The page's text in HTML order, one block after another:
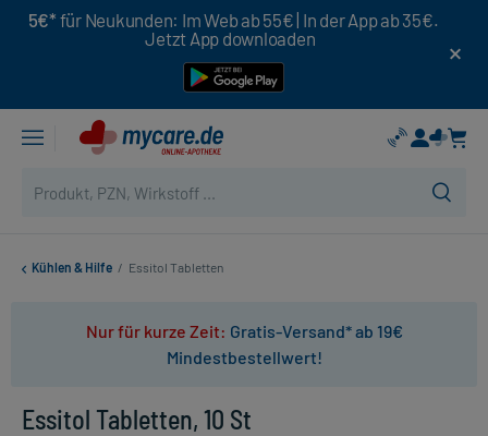
5€* für Neukunden: Im Web ab 55€ | In der App ab 35€.
Jetzt App downloaden
Kühlen & Hilfe / Essitol Tabletten
Nur für kurze Zeit: Gratis-Versand* ab 19€
Mindestbestellwert!
Essitol Tabletten, 10 St